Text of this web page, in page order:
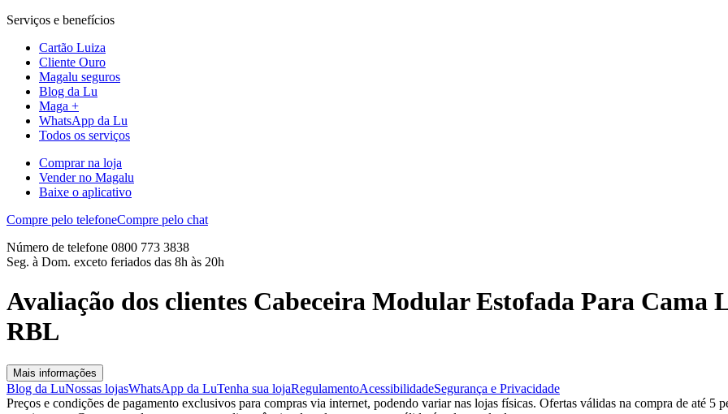
Serviços e benefícios
Cartão Luiza
Cliente Ouro
Magalu seguros
Blog da Lu
Maga +
WhatsApp da Lu
Todos os serviços
Comprar na loja
Vender no Magalu
Baixe o aplicativo
Compre pelo telefoneCompre pelo chat
Número de telefone 0800 773 3838
Seg. à Dom. exceto feriados das 8h às 20h
Avaliação dos clientes Cabeceira Modular Estofada Para Cama
RBL
Mais informações
Blog da LuNossas lojasWhatsApp da LuTenha sua lojaRegulamentoAcessibilidadeSegurança e Privacidade
Preços e condições de pagamento exclusivos para compras via internet, podendo variar nas lojas físicas. Ofertas válidas na compra de até 5